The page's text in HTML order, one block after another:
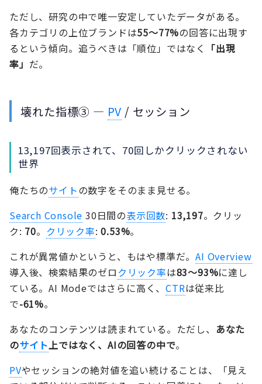
ただし、研究の中で唯一安定していたデータがある。
各カテゴリの上位ブランドは55〜77%の回答に出現す
るという傾向。追うべきは「順位」ではなく
「出現
率」 だ。
壊れた指標③ — PV / セッション
13,197回表示されて、70回しかクリックされない
世界
俺たちのサイトの数字をそのまま見せる。
Search Console 30日間の表示回数: 13,197。クリッ
ク: 70。 クリック率:0.53%。
これが異常値かというと、もはや標準だ。AI Overview
導入後、検索結果のゼロクリック率は83〜93%に達し
ている。AI Modeではさらに高く、CTRは従来比
で-61%。
あなたのコンテンツは読まれている。ただし、 あなた
のサイト上ではなく、AIの回答の中で。
PVやセッションの絶対値を追い続けることは、「見え